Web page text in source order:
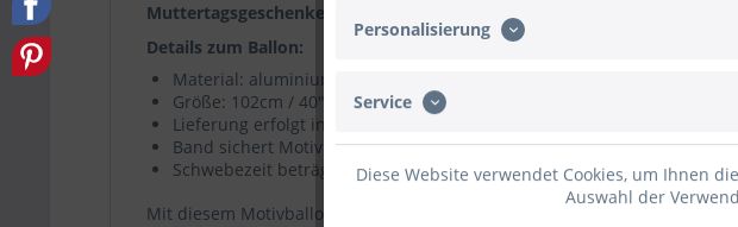
Muttertagsgeschenke direkt in den Schatten stellt.
Details zum Ballon:
Material: aluminiumbeschichtete Nylon-Folie
Größe: 102cm / 40" (mit Helium etwas kleiner)
Lieferung erfolgt inklusive Heliumfüllung
Band sichert Motivballon vor dem Wegfliegen
Schwebezeit beträgt mindestens eine Woche
Mit diesem Motivballon hältst du eine tolle Alternative zu Blumen in den
Personalisierung
Service
Diese Website verwendet Cookies, um Ihnen
Auswahl der